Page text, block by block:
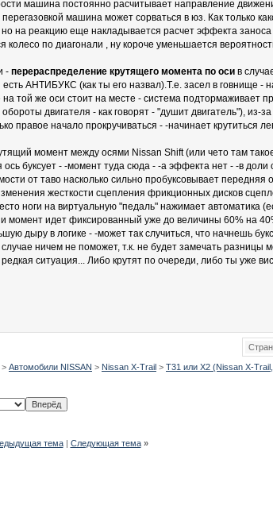
машина постоянно расчитывает направление
машина может сорваться в юз. Как только
на реакцию еще накладывается расчет эффекта заноса
по диагонали , ну короче уменьшается
- перераспределение крутящего момента по оси в
есть АНТИБУКС (как ты его назвал).Т.е. засел в говнище -
той же оси стоит на месте - система подтормаживает
двигателя - как говорят - "душит двигатель"), из-
правое начало прокручиваться - -начинает крутиться
момент между осями Nissan Shift (или чето там
буксует - -момент туда сюда - -а эффекта нет - -в доли
от таво насколько сильно пробуксовывает передняя
жесткости сцепления фрикционных дисков
ноги на виртуальную "педаль" нажимает автоматика
момент идет фиксированный уже до величины 60% на
дыру в логике - -может так случиться, что начнешь
ничем не поможет, т.к. не будет замечать разницы
ситуация... Либо крутят по очереди, либо ты уже
> Автомобили NISSAN > Nissan X-Trail > Т31 или Х2 (Nissan X-
тема| Следующая тема »